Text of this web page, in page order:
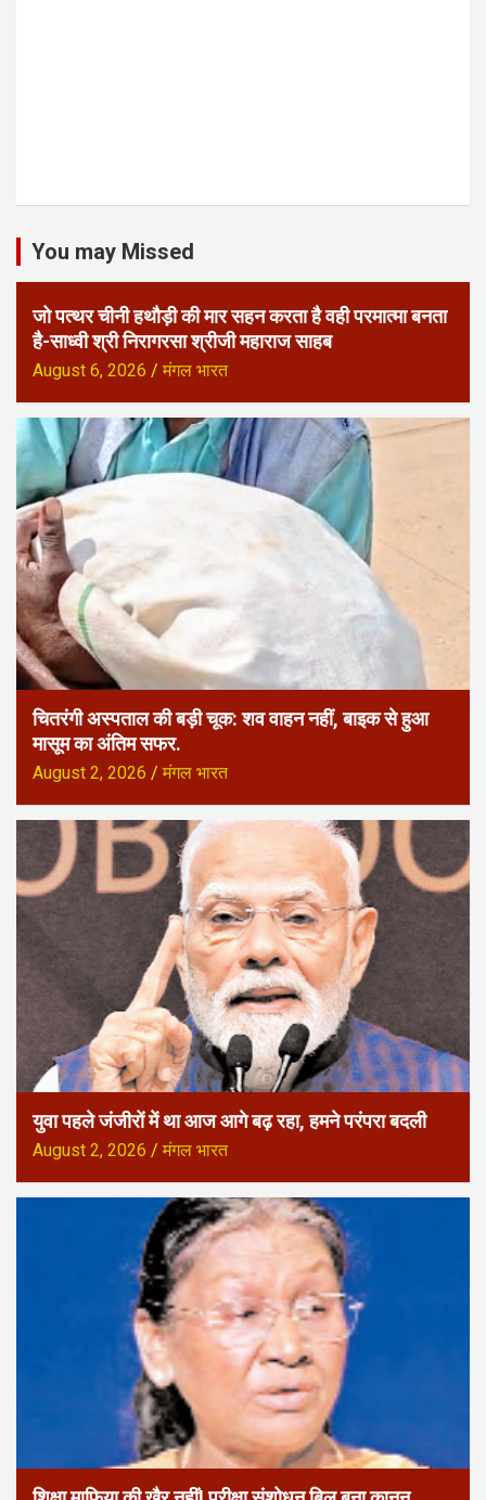
You may Missed
जो पत्थर चीनी हथौड़ी की मार सहन करता है वही परमात्मा बनता
है-साध्वी श्री निरागरसा श्रीजी महाराज साहब
August 6, 2026 मंगल भारत
चितरंगी अस्पताल की बड़ी चूक: शव वाहन नहीं, बाइक से हुआ
मासूम का अंतिम सफर.
August 2, 2026 मंगल भारत
युवा पहले जंजीरों में था आज आगे बढ़ रहा, हमने परंपरा बदली
August 2, 2026 मंगल भारत